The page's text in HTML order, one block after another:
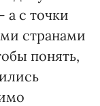
а с точки
странами
понять,